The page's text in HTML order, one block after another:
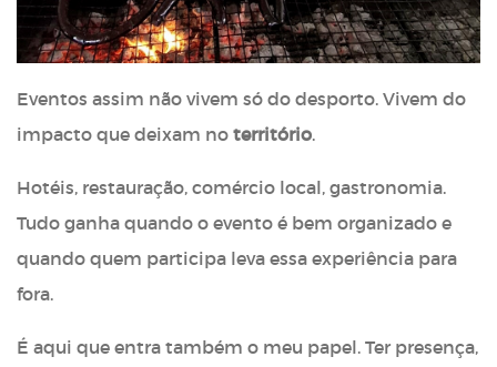
Eventos assim não vivem só do desporto. Vivem do
impacto que deixam no território.
Hotéis, restauração, comércio local, gastronomia.
Tudo ganha quando o evento é bem organizado e
quando quem participa leva essa experiência para
fora.
É aqui que entra também o meu papel. Ter presença,